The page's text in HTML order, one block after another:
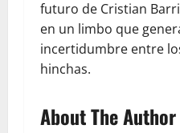
futuro de Cristian
en un limbo que
incertidumbre entre
hinchas.
About The Author